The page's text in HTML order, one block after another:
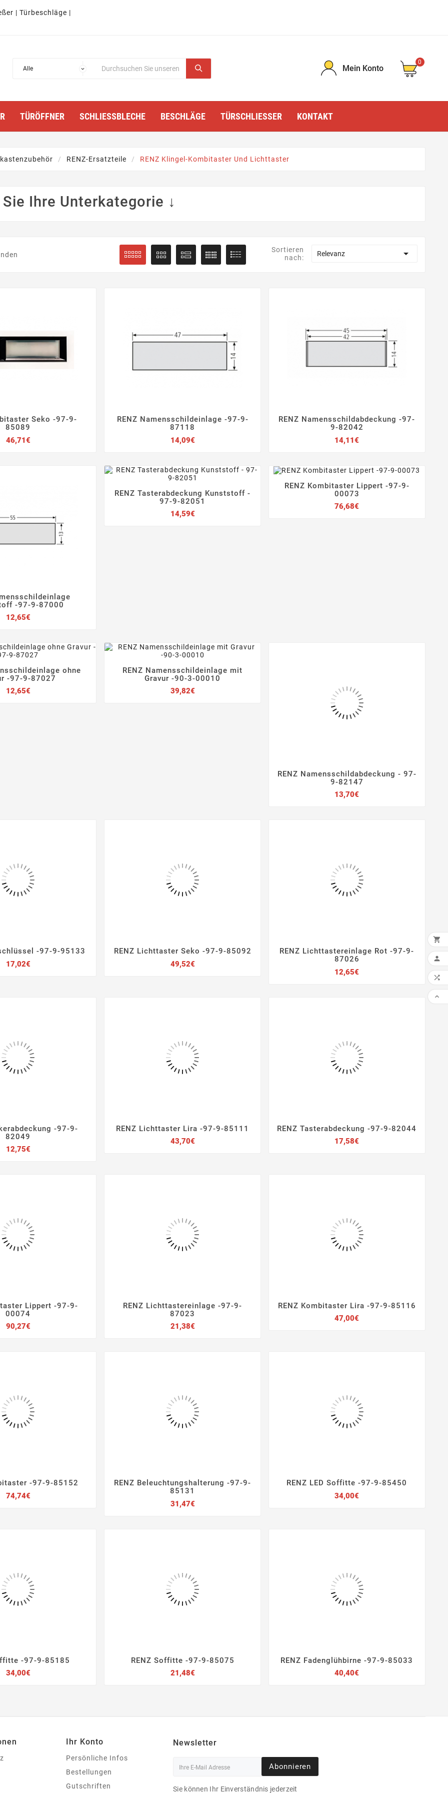
| Türbeschläge |
Mein Konto
0
TÜRÖFFNER SCHLIESSBLECHE BESCHLÄGE TÜRSCHLIESSER KONTAKT
RENZ-Ersatzteile RENZ Klingel-Kombitaster Und Lichttaster
Ihre Unterkategorie ↓
Sortieren
nach:
Relevanz 
 
Seko -97-9-
85089
46,71€Preis
  
RENZ Namensschildeinlage -97-9-
87118
14,09€Preis
 
RENZ Namensschildabdeckung -97-
9-82042
14,11€
  
-97-9-87000
12,65€Preis
 
RENZ Tasterabdeckung Kunststoff -
97-9-82051
14,59€Preis
 
RENZ Kombitaster Lippert -97-9-
00073
76,68€
  
ohne
-97-9-87027
12,65€Preis
   
RENZ Namensschildeinlage mit
Gravur -90-3-00010
39,82€Preis
 
RENZ Namensschildabdeckung - 97-
9-82147
13,70€
-97-9-95133
17,02€Preis
RENZ Lichttaster Seko -97-9-85092
49,52€Preis  
RENZ Lichttastereinlage Rot -97-9-
87026
12,65€
  
-97-9-
82049
12,75€Preis
RENZ Lichttaster Lira -97-9-85111
43,70€Preis 
RENZ Tasterabdeckung -97-9-82044
17,58€
 
Lippert -97-9-
00074
90,27€Preis
 
RENZ Lichttastereinlage -97-9-
87023
21,38€Preis
RENZ Kombitaster Lira -97-9-85116
47,00€
-97-9-85152
74,74€Preis   
RENZ Beleuchtungshalterung -97-9-
85131
31,47€Preis
RENZ LED Soffitte -97-9-85450
34,00€
-97-9-85185
34,00€Preis
RENZ Soffitte -97-9-85075
21,48€Preis
RENZ Fadenglühbirne -97-9-85033
40,40€
Ihr Konto
Persönliche Infos
Bestellungen
Gutschriften
Newsletter
Abonnieren
Sie können Ihr Einverständnis jederzeit



